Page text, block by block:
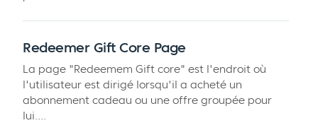
Redeemer Gift Core Page
La page "Redeemem Gift core" est l'endroit où
l'utilisateur est dirigé lorsqu'il a acheté un
abonnement cadeau ou une offre groupée pour
lui....